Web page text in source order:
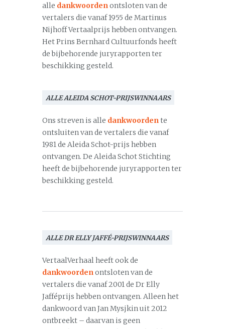
alle dankwoordenontsloten van de
vertalers die vanaf 1955 de Martinus
Nijhoff Vertaalprijs hebben ontvangen.
Het Prins Bernhard Cultuurfonds heeft
de bijbehorende juryrapporten ter
beschikking gesteld.
ALLE ALEIDA SCHOT-PRIJSWINNAARS
Ons streven is alle dankwoordente
ontsluiten van de vertalers die vanaf
1981 de Aleida Schot-prijs hebben
ontvangen. De Aleida Schot Stichting
heeft de bijbehorende juryrapporten ter
beschikking gesteld.
ALLE DR ELLY JAFFÉ-PRIJSWINNAARS
VertaalVerhaal heeft ook de
dankwoordenontsloten van de
vertalers die vanaf 2001 de Dr Elly
Jafféprijs hebben ontvangen. Alleen het
dankwoord van Jan Mysjkin uit 2012
ontbreekt – daarvan is geen